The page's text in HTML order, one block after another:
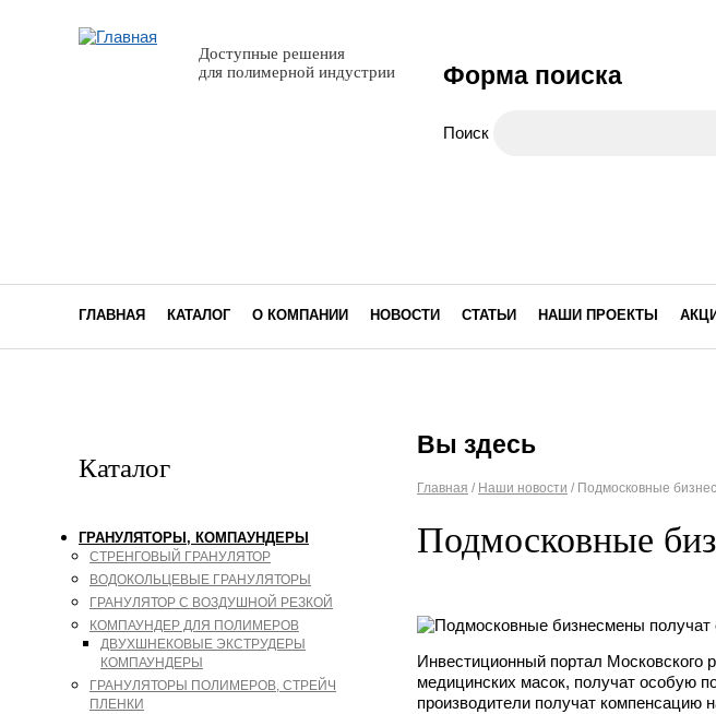
Доступные решения
для полимерной индустрии
Форма поиска
Поиск
ГЛАВНАЯ КАТАЛОГ О КОМПАНИИ НОВОСТИ СТАТЬИ НАШИ ПРОЕКТЫ
Каталог
ГРАНУЛЯТОРЫ, КОМПАУНДЕРЫ
СТРЕНГОВЫЙ ГРАНУЛЯТОР
ВОДОКОЛЬЦЕВЫЕ ГРАНУЛЯТОРЫ
ГРАНУЛЯТОР С ВОЗДУШНОЙ РЕЗКОЙ
КОМПАУНДЕР ДЛЯ ПОЛИМЕРОВ
ДВУХШНЕКОВЫЕ ЭКСТРУДЕРЫ
КОМПАУНДЕРЫ
ГРАНУЛЯТОРЫ ПОЛИМЕРОВ, СТРЕЙЧ
ПЛЕНКИ
Вы здесь
Главная / Наши новости / Подмосковные
Подмосковные
Инвестиционный портал Московского
медицинских масок, получат особую
производители получат компенсацию